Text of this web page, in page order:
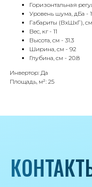
Горизонтальная
Уровень шума, дБа -
Габариты (ВхШхГ), см
Вес, кг - 11
Высота, см - 31.3
Ширина, см - 92
Глубина, см - 20.8
Инвертор: Да
Площадь, м²: 25
Почта